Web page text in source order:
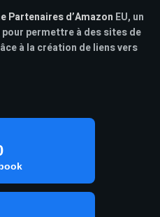
Partenaires d’Amazon EU, un
permettre à des sites de
à la création de liens vers